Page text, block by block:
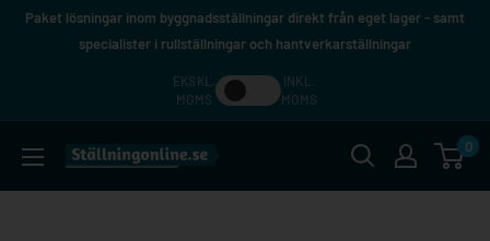
HoppaPaket lösningar inom byggnadsställningar direkt från eget lager - samt
specialister i rullställningar och hantverkarställningar
EKSKL.
MOMS
INKL.
MOMS
Ställningonline.se
0